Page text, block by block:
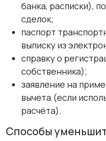
банка, расписки),
сделок;
паспорт
выписку из
справку о
собственника);
заявление на
вычета (если
расчёта).
Способы